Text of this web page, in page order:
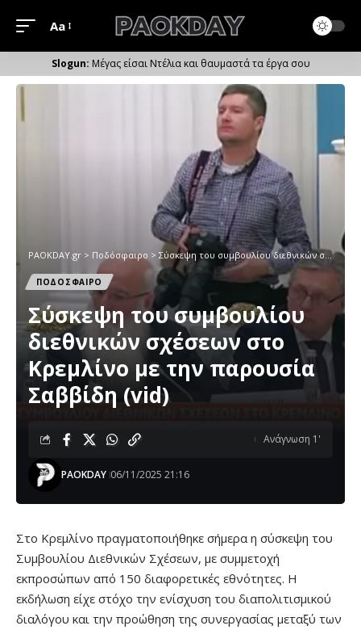
Μέγεθος
Γραμματοσειράς
Aa
Μέγας είσαι Ντέλια και θαυμαστά τα έργα σου
PAOKDAY.gr > Ποδόσφαιρο > Σύσκεψη του συμβουλίου διεθνικών σχέσεων στο Κρεμλίνο με την παρουσία Σαββίδη (vid)
ΠΟΔΟΣΦΑΙΡΟ
Σύσκεψη του συμβουλίου
διεθνικών σχέσεων στο
Κρεμλίνο με την παρουσία
Σαββίδη (vid)
PAOKDAY 06/11/2025 21:16
Ανάγνωση 1'
Στο Κρεμλίνο πραγματοποιήθηκε σήμερα η σύσκεψη του
Συμβουλίου Διεθνικών Σχέσεων, με συμμετοχή
εκπροσώπων από 150 διαφορετικές εθνότητες. Η
εκδήλωση είχε στόχο την ενίσχυση του διαπολιτισμικού
διαλόγου και την προώθηση της συνεργασίας μεταξύ των